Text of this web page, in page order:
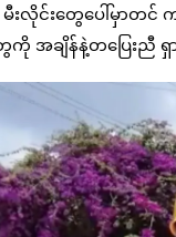
လိုင်းတွေပေါ်မှာတင်
အချိန်နဲ့တပြေးညီ ရှ